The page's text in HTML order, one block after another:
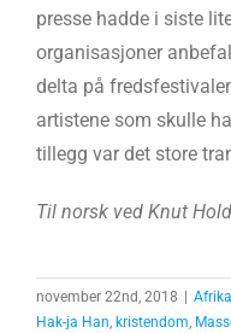
presse hadde i siste
organisasjoner
delta på
artistene som skulle
tillegg var det store
Til norsk ved Knut
november 22nd, 2018 Afrika
Hak-ja Han, kristendom,